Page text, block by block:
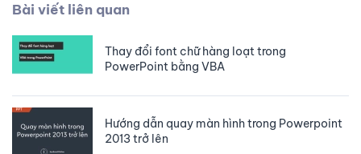
Bài viết liên quan
Thay đổi font chữ hàng loạt trong
PowerPoint bằng VBA
Hướng dẫn quay màn hình trong Powerpoint
2013 trở lên